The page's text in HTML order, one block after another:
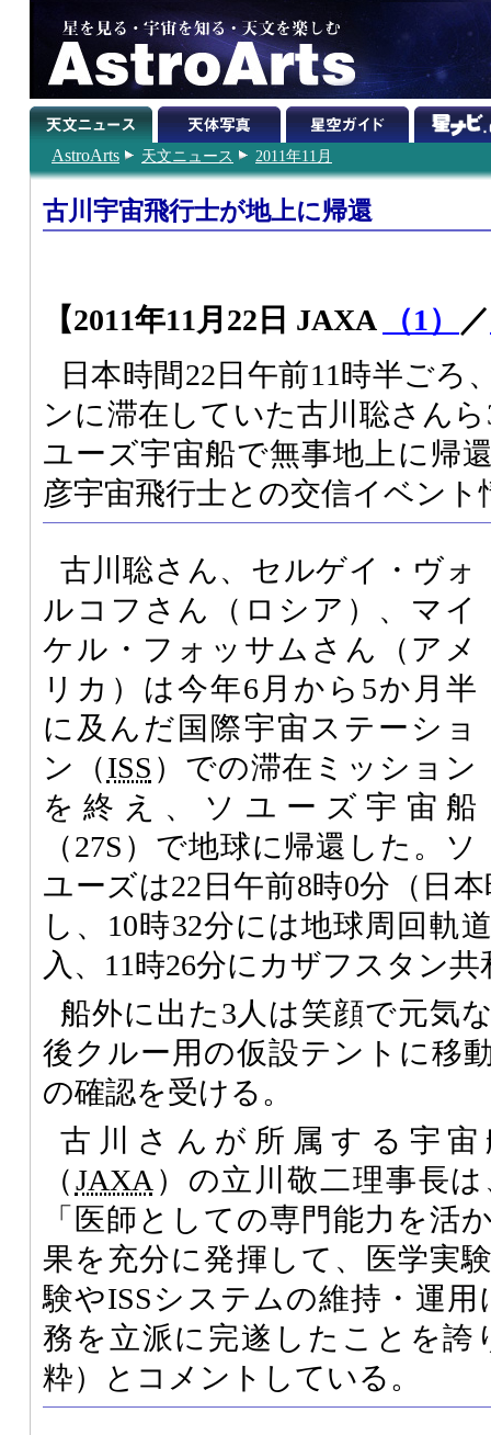
AstroArts 天文ニュース 2011年11月
古川宇宙飛行士が地上に帰還
【2011年11月22日 JAXA （1） ／
日本時間22日午前11時半ごろ
ンに滞在していた古川聡さん
ユーズ宇宙船で無事地上に帰
彦宇宙飛行士との交信イベント
古川聡さん、セルゲイ・ヴォ
ルコフさん（ロシア）、マイ
ケル・フォッサムさん（アメ
リカ）は今年6月から5か月半
に及んだ国際宇宙ステーショ
ン（ISS ）での滞在ミッション
を終え、ソユーズ宇宙船
（27S）で地球に帰還した。ソ
ユーズは22日午前8時0分（日
し、10時32分には地球周回軌
入、11時26分にカザフスタン
船外に出た3人は笑顔で元気
後クルー用の仮設テントに移
の確認を受ける。
古川さんが所属する宇
（JAXA ）の立川敬二理事長
「医師としての専門能力を活
果を充分に発揮して、医学実
験やISSシステムの維持・運用
務を立派に完遂したことを誇
粋）とコメントしている。